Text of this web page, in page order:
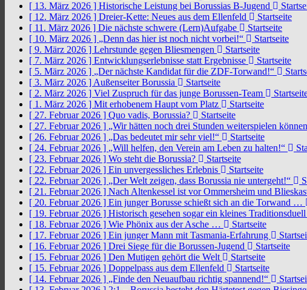
[ 13. März 2026 ] Historische Leistung bei Borussias B-Jugend
[ 12. März 2026 ] Dreier-Kette: Neues aus dem Ellenfeld
Startseite
[ 11. März 2026 ] Die nächste schwere (Lern)Aufgabe
Startseite
[ 10. März 2026 ] „Denn das hier ist noch nicht vorbei!“
Startseite
[ 9. März 2026 ] Lehrstunde gegen Bliesmengen
Startseite
[ 7. März 2026 ] Entwicklungserlebnisse statt Ergebnisse
Startseite
[ 5. März 2026 ] „Der nächste Kandidat für die ZDF-Torwand!“
[ 3. März 2026 ] Außenseiter Borussia
Startseite
[ 2. März 2026 ] Viel Zuspruch für das junge Borussen-Team
[ 1. März 2026 ] Mit erhobenem Haupt vom Platz
Startseite
[ 27. Februar 2026 ] Quo vadis, Borussia?
Startseite
[ 27. Februar 2026 ] „Wir hätten noch drei Stunden weiterspielen
[ 26. Februar 2026 ] „Das bedeutet mir sehr viel!“
Startseite
[ 24. Februar 2026 ] „Will helfen, den Verein am Leben zu halten!“
[ 23. Februar 2026 ] Wo steht die Borussia?
Startseite
[ 22. Februar 2026 ] Ein unvergessliches Erlebnis
Startseite
[ 22. Februar 2026 ] „Der Welt zeigen, dass Borussia nie untergeht!“
[ 21. Februar 2026 ] Nach Altenkessel ist vor Ommersheim und
[ 20. Februar 2026 ] Ein junger Borusse schießt sich an die Torwand …
[ 19. Februar 2026 ] Historisch gesehen sogar ein kleines Traditionsduell
[ 18. Februar 2026 ] Wie Phönix aus der Asche …
Startseite
[ 17. Februar 2026 ] Ein junger Mann mit Tasmania-Erfahrung
[ 16. Februar 2026 ] Drei Siege für die Borussen-Jugend
Startseite
[ 15. Februar 2026 ] Den Mutigen gehört die Welt
Startseite
[ 15. Februar 2026 ] Doppelpass aus dem Ellenfeld
Startseite
[ 14. Februar 2026 ] „Finde den Neuaufbau richtig spannend!“